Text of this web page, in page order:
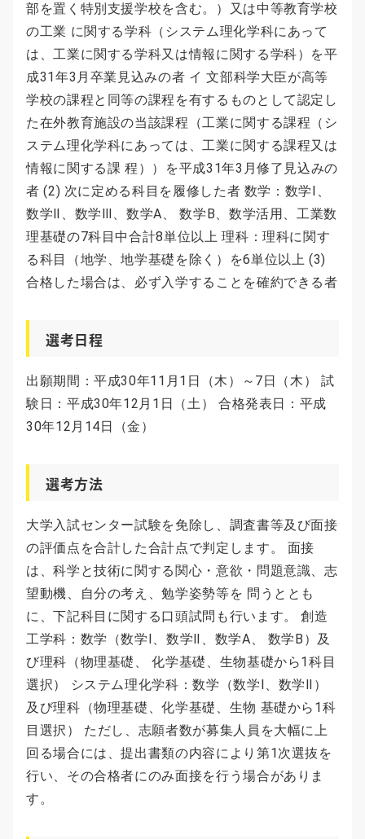
部を置く特別支援学校を含む。）又は中等教育学校
の工業 に関する学科（システム理化学科にあって
は、工業に関する学科又は情報に関する学科）を平
成31年3月卒業見込みの者 イ 文部科学大臣が高等
学校の課程と同等の課程を有するものとして認定し
た在外教育施設の当該課程（工業に関する課程（シ
ステム理化学科にあっては、工業に関する課程又は
情報に関する課 程））を平成31年3月修了見込みの
者 (2) 次に定める科目を履修した者 数学：数学Ⅰ、
数学Ⅱ、数学Ⅲ、数学A、 数学B、数学活用、工業数
理基礎の7科目中合計8単位以上 理科：理科に関す
る科目（地学、地学基礎を除く）を6単位以上 (3)
合格した場合は、必ず入学することを確約できる者
選考日程
出願期間：平成30年11月1日（木）～7日（木） 試
験日：平成30年12月1日（土） 合格発表日：平成
30年12月14日（金）
選考方法
大学入試センター試験を免除し、調査書等及び面接
の評価点を合計した合計点で判定します。 面接
は、科学と技術に関する関心・意欲・問題意識、志
望動機、自分の考え、勉学姿勢等を 問うととも
に、下記科目に関する口頭試問も行います。 創造
工学科：数学（数学Ⅰ、数学Ⅱ、数学A、 数学B）及
び理科（物理基礎、 化学基礎、生物基礎から1科目
選択） システム理化学科：数学（数学Ⅰ、数学Ⅱ）
及び理科（物理基礎、化学基礎、生物 基礎から1科
目選択） ただし、志願者数が募集人員を大幅に上
回る場合には、提出書類の内容により第1次選抜を
行い、その合格者にのみ面接を行う場合がありま
す。